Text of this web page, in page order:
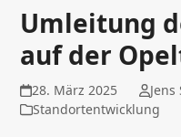
Umleitung
auf der
28. März 2025
Jens
Standortentwicklung